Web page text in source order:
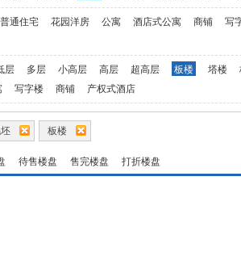
普通住宅 花园洋房 公寓 酒店式公寓 商铺
写
层 多层 小高层 高层 超高层 板楼 塔楼
写字楼 商铺 产权式酒店
板楼
待售楼盘 售完楼盘 打折楼盘